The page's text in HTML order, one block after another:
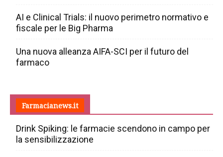
AI e Clinical Trials: il nuovo perimetro normativo e
fiscale per le Big Pharma
Una nuova alleanza AIFA-SCI per il futuro del
farmaco
Farmacianews.it
Drink Spiking: le farmacie scendono in campo per
la sensibilizzazione